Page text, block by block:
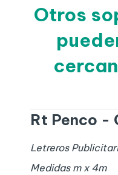
Otros
Rt Penco -
Letreros
Medidas m x 4m